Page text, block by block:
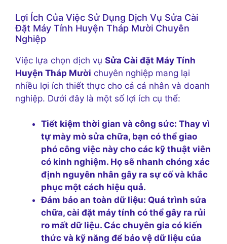
Lợi Ích Của Việc Sử Dụng Dịch Vụ Sửa Cài
Đặt Máy Tính Huyện Tháp Mười Chuyên
Nghiệp
Việc lựa chọn dịch vụ Sửa Cài đặt Máy Tính
Huyện Tháp Mười chuyên nghiệp mang lại
nhiều lợi ích thiết thực cho cả cá nhân và doanh
nghiệp. Dưới đây là một số lợi ích cụ thể:
Tiết kiệm thời gian và công sức: Thay vì
tự mày mò sửa chữa, bạn có thể giao
phó công việc này cho các kỹ thuật viên
có kinh nghiệm. Họ sẽ nhanh chóng xác
định nguyên nhân gây ra sự cố và khắc
phục một cách hiệu quả.
Đảm bảo an toàn dữ liệu: Quá trình sửa
chữa, cài đặt máy tính có thể gây ra rủi
ro mất dữ liệu. Các chuyên gia có kiến
thức và kỹ năng để bảo vệ dữ liệu của